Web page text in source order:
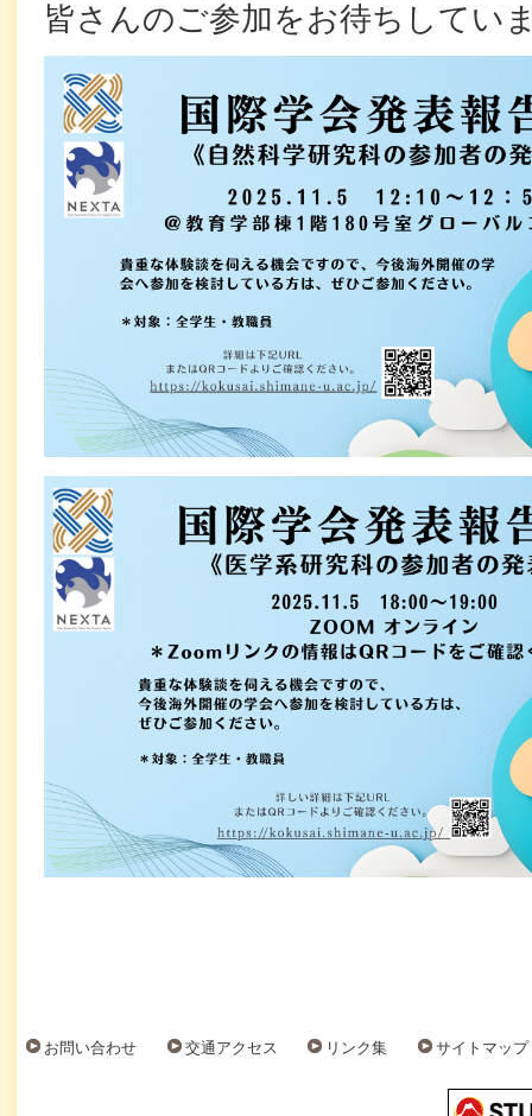
皆さんのご参加をお待ちしてい
お問い合わせ 交通アクセス リンク集 サイトマップ